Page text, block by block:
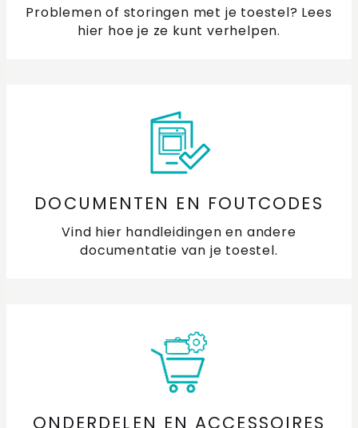
Problemen of storingen met je toestel? Lees
hier hoe je ze kunt verhelpen.
DOCUMENTEN EN FOUTCODES
Vind hier handleidingen en andere
documentatie van je toestel.
ONDERDELEN EN ACCESSOIRES